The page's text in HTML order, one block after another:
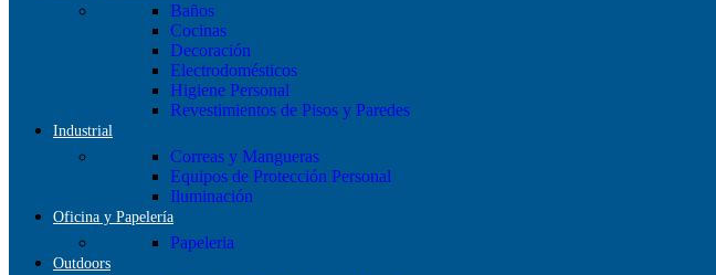
Baños
Cocinas
Decoración
Electrodomésticos
Higiene Personal
Revestimientos de Pisos y Paredes
Industrial
Correas y Mangueras
Equipos de Protección Personal
Iluminación
Oficina y Papelería
Papeleria
Outdoors